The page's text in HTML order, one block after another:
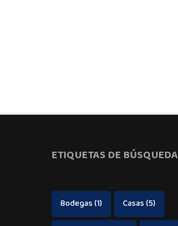
ETIQUETAS DE BÚSQUEDA
Bodegas(1) Casas(5)